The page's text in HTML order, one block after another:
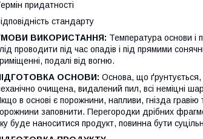
придатності 12
стандарту PN-
ВИКОРИСТАННЯ: Температура основи і
проводити під час опадів і під прямими
подалі від вогню.
ОСНОВИ: Основа, що
очищена, видалений пил, всі неміцні
в основі є порожнини, напливи, гнізда гравію
заповнити. Перегородки дрібних
буде наноситися продукт, повинна бути